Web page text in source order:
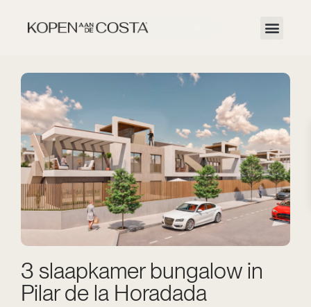
3 slaapkamer bungalow in
Pilar de la Horadada